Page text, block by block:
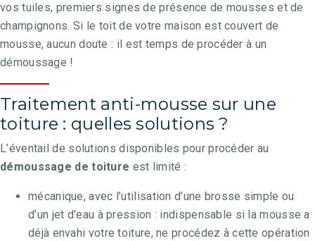
vos tuiles, premiers signes de présence de mousses et de
champignons. Si le toit de votre maison est couvert de
mousse, aucun doute : il est temps de procéder à un
démoussage !
Traitement anti-mousse sur une
toiture : quelles solutions ?
L’éventail de solutions disponibles pour procéder au
démoussage de toiture est limité :
mécanique, avec l’utilisation d’une brosse simple ou
d’un jet d’eau à pression : indispensable si la mousse a
déjà envahi votre toiture, ne procédez à cette opération